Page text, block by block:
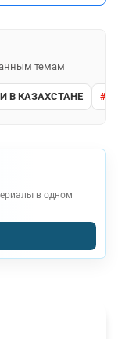
темам
В КАЗАХСТАНЕ
в одном